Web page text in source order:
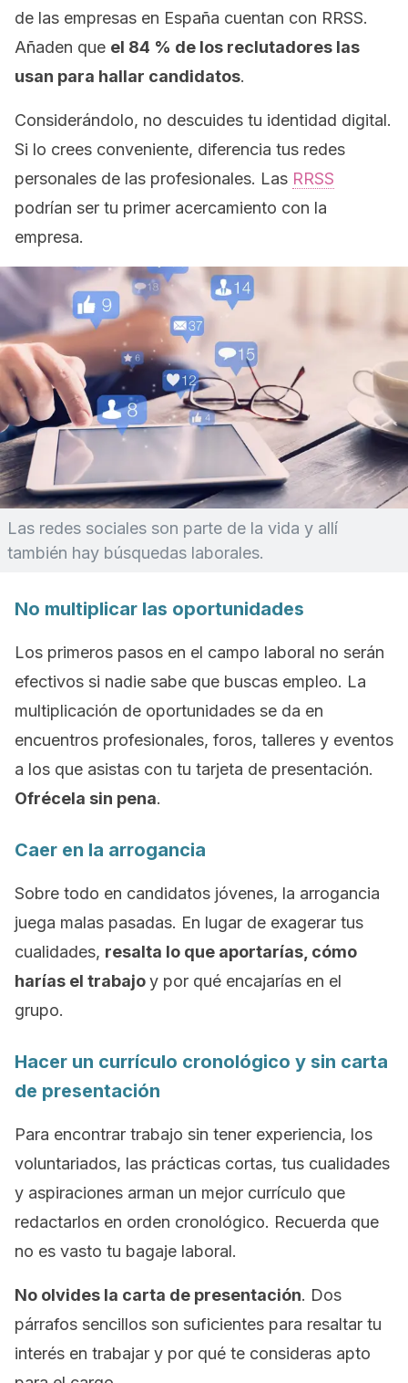
de las empresas en España cuentan con RRSS.
Añaden que el 84 % de los reclutadores las
usan para hallar candidatos.
Considerándolo, no descuides tu identidad digital.
Si lo crees conveniente, diferencia tus redes
personales de las profesionales. Las RRSS
podrían ser tu primer acercamiento con la
empresa.
Las redes sociales son parte de la vida y allí
también hay búsquedas laborales.
No multiplicar las oportunidades
Los primeros pasos en el campo laboral no serán
efectivos si nadie sabe que buscas empleo. La
multiplicación de oportunidades se da en
encuentros profesionales, foros, talleres y eventos
a los que asistas con tu tarjeta de presentación.
Ofrécela sin pena.
Caer en la arrogancia
Sobre todo en candidatos jóvenes, la arrogancia
juega malas pasadas. En lugar de exagerar tus
cualidades, resalta lo que aportarías, cómo
harías el trabajoy por qué encajarías en el
grupo.
Hacer un currículo cronológico y sin carta
de presentación
Para encontrar trabajo sin tener experiencia, los
voluntariados, las prácticas cortas, tus cualidades
y aspiraciones arman un mejor currículo que
redactarlos en orden cronológico. Recuerda que
no es vasto tu bagaje laboral.
No olvides la carta de presentación. Dos
párrafos sencillos son suficientes para resaltar tu
interés en trabajar y por qué te consideras apto